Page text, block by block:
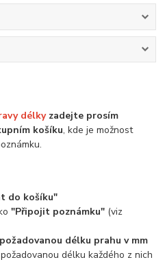
délkyzadejte prosím
košíku, kde je možnost
do košíku"
"Připojit poznámku" (viz
délku prahu v mm
délku každého z nich